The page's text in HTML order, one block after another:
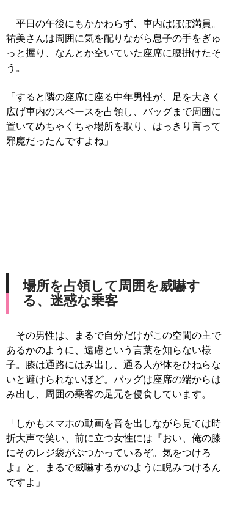
平日の午後にもかかわらず、車内はほぼ満員。
祐美さんは周囲に気を配りながら息子の手をぎゅ
っと握り、なんとか空いていた座席に腰掛けたそ
う。
「すると隣の座席に座る中年男性が、足を大きく
広げ車内のスペースを占領し、バッグまで周囲に
置いてめちゃくちゃ場所を取り、はっきり言って
邪魔だったんですよね」
場所を占領して周囲を威嚇す
る、迷惑な乗客
その男性は、まるで自分だけがこの空間の主で
あるかのように、遠慮という言葉を知らない様
子。膝は通路にはみ出し、通る人が体をひねらな
いと避けられないほど。バッグは座席の端からは
み出し、周囲の乗客の足元を侵食しています。
「しかもスマホの動画を音を出しながら見ては時
折大声で笑い、前に立つ女性には『おい、俺の膝
にそのレジ袋がぶつかっているぞ。気をつけろ
よ』と、まるで威嚇するかのように睨みつけるん
ですよ」